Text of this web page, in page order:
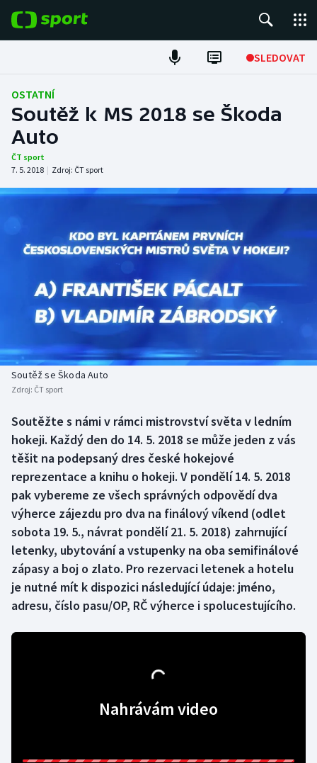
SLEDOVAT
Fotbal
Hokej
Tenis
Atletika
DALŠÍ SPORTY
Americký fotbal
Baseball a softbal
Basketbal
Biatlon
Boby a skeleton
Box
Curling
Dostihy
Florbal
Golf
NEPŘEHLÉDNĚTE
Soutěže
Historické návraty
Aplikace ČT sport
AZ kvíz
OSTATNÍ
Soutěž k MS 2018 se Škoda
Auto
ČT sport
7. 5. 2018 | Zdroj: ČT sport
Soutěž se Škoda Auto
Zdroj: ČT sport
Soutěžte s námi v rámci mistrovství světa v ledním
hokeji. Každý den do 14. 5. 2018 se může jeden z vás
těšit na podepsaný dres české hokejové
reprezentace a knihu o hokeji. V pondělí 14. 5. 2018
pak vybereme ze všech správných odpovědí dva
výherce zájezdu pro dva na finálový víkend (odlet
sobota 19. 5., návrat pondělí 21. 5. 2018) zahrnující
letenky, ubytování a vstupenky na oba semifinálové
zápasy a boj o zlato. Pro rezervaci letenek a hotelu
je nutné mít k dispozici následující údaje: jméno,
adresu, číslo pasu/OP, RČ výherce i spolucestujícího.
Nahrávám video